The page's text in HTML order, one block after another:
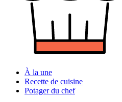
À la une
Recette de cuisine
Potager du chef